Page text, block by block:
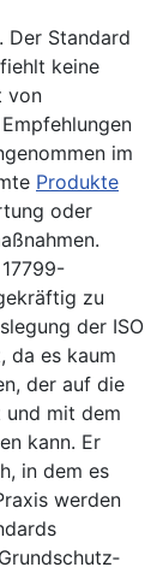
Der Standard
keine
von
im
Produkte
oder
zu
der ISO
da es kaum
der auf die
und mit dem
kann. Er
in dem es
werden